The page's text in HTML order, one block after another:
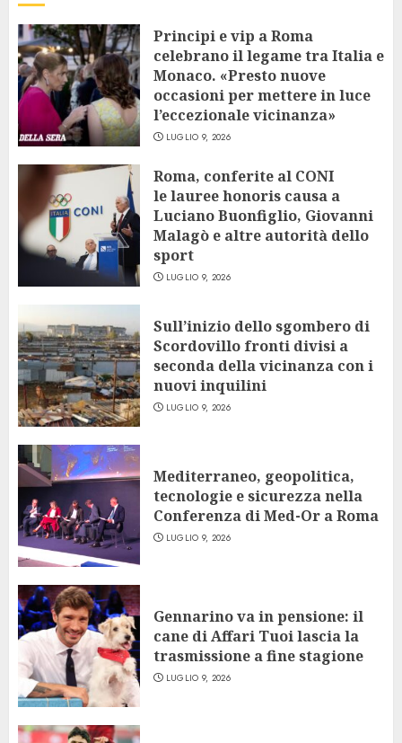
Principi e vip a Roma
celebrano il legame tra Italia e
Monaco. «Presto nuove
occasioni per mettere in luce
l’eccezionale vicinanza»
LUGLIO 9, 2026
Roma, conferite al CONI
le lauree honoris causa a
Luciano Buonfiglio, Giovanni
Malagò e altre autorità dello
sport
LUGLIO 9, 2026
Sull’inizio dello sgombero di
Scordovillo fronti divisi a
seconda della vicinanza con i
nuovi inquilini
LUGLIO 9, 2026
Mediterraneo, geopolitica,
tecnologie e sicurezza nella
Conferenza di Med-Or a Roma
LUGLIO 9, 2026
Gennarino va in pensione: il
cane di Affari Tuoi lascia la
trasmissione a fine stagione
LUGLIO 9, 2026